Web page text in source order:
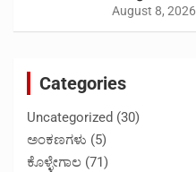
August 8, 2026
Categories
Uncategorized (30)
ಅಂಕಣಗಳು (5)
ಕೊಳ್ಳೇಗಾಲ (71)